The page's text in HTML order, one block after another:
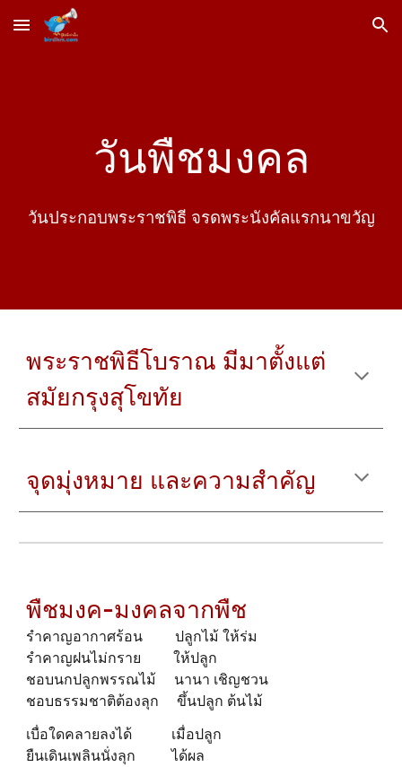
Skip to main content Skip to navigation
วันพืชมงคล
วันประกอบพระราชพิธี จรดพระนังคัลแรกนาขวัญ
พระราชพิธีโบราณ มีมาตั้งแต่
สมัยกรุงสุโขทัย
จุดมุ่งหมาย และความสำคัญ
พืชมงค-มงคลจากพืช
รำคาญอากาศร้อน ปลูกไม้ ให้ร่ม
รำคาญฝนไม่กราย ให้ปลูก
ชอบนกปลูกพรรณไม้ นานา เชิญชวน
ชอบธรรมชาติต้องลุก ขึ้นปลูก ต้นไม้
เบื่อใดคลายลงได้ เมื่อปลูก
ยืนเดินเพลินนั่งลุก ได้ผล